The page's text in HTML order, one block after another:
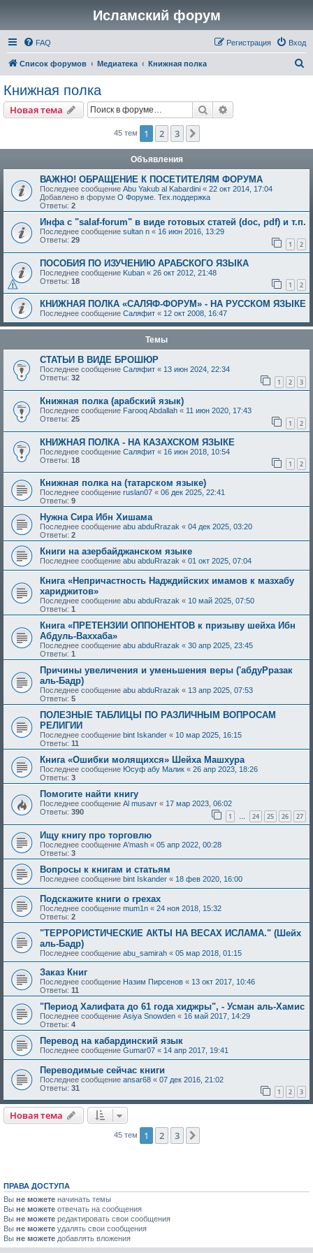
Исламский форум
FAQ Вход
Регистрация
Список форумов Медиатека Книжная полка
Книжная полка
Новая тема Поиск
45 тем 1 2 3
Объявления
ВАЖНО! ОБРАЩЕНИЕ К ПОСЕТИТЕЛЯМ ФОРУМА
Последнее сообщение Abu Yakub al Kabardini « 22 окт 2014, 17:04
Добавлено в форуме О Форуме. Тех.поддержка
Ответы: 2
Инфа с "salaf-forum" в виде готовых статей (doc, pdf) и т.п.
Последнее сообщение sultan n « 16 июн 2016, 13:29
Ответы: 29 1 2
ПОСОБИЯ ПО ИЗУЧЕНИЮ АРАБСКОГО ЯЗЫКА
Последнее сообщение Kuban « 26 окт 2012, 21:48
Ответы: 18 1 2
КНИЖНАЯ ПОЛКА «САЛЯФ-ФОРУМ» - НА РУССКОМ ЯЗЫКЕ
Последнее сообщение Саляфит « 12 окт 2008, 16:47
Темы
СТАТЬИ В ВИДЕ БРОШЮР
Последнее сообщение Саляфит « 13 июн 2024, 22:34
Ответы: 32 1 2 3
Книжная полка (арабский язык)
Последнее сообщение Farooq Abdallah « 11 июн 2020, 17:43
Ответы: 25 1 2
КНИЖНАЯ ПОЛКА - НА КАЗАХСКОМ ЯЗЫКЕ
Последнее сообщение Саляфит « 16 июн 2018, 10:54
Ответы: 18 1 2
Книжная полка на (татарском языке)
Последнее сообщение ruslan07 « 06 дек 2025, 22:41
Ответы: 9
Нужна Сира Ибн Хишама
Последнее сообщение abu abduRrazak « 04 дек 2025, 03:20
Ответы: 2
Книги на азербайджанском языке
Последнее сообщение abu abduRrazak « 01 окт 2025, 07:04
Книга «Непричастность Надждийских имамов к мазхабу
хариджитов»
Последнее сообщение abu abduRrazak « 10 май 2025, 07:50
Ответы: 1
Книга «ПРЕТЕНЗИИ ОППОНЕНТОВ к призыву шейха Ибн
Абдуль-Ваххаба»
Последнее сообщение abu abduRrazak « 30 апр 2025, 23:45
Ответы: 1
Причины увеличения и уменьшения веры ('абдуРразак
аль-Бадр)
Последнее сообщение abu abduRrazak « 13 апр 2025, 07:53
Ответы: 5
ПОЛЕЗНЫЕ ТАБЛИЦЫ ПО РАЗЛИЧНЫМ ВОПРОСАМ
РЕЛИГИИ
Последнее сообщение bint Iskander « 10 мар 2025, 16:15
Ответы: 11
Книга «Ошибки молящихся» Шейха Машхура
Последнее сообщение Юсуф абу Малик « 26 апр 2023, 18:26
Ответы: 3
Помогите найти книгу
Последнее сообщение Al musavr « 17 мар 2023, 06:02
Ответы: 390 1 … 24 25 26 27
Ищу книгу про торговлю
Последнее сообщение A'mash « 05 апр 2022, 00:28
Ответы: 3
Вопросы к книгам и статьям
Последнее сообщение bint Iskander « 18 фев 2020, 16:00
Подскажите книги о грехах
Последнее сообщение mum1n « 24 ноя 2018, 15:32
Ответы: 2
"ТЕРРОРИСТИЧЕСКИЕ АКТЫ НА ВЕСАХ ИСЛАМА." (Шейх
аль-Бадр)
Последнее сообщение abu_samirah « 05 мар 2018, 01:15
Заказ Книг
Последнее сообщение Назим Пирсенов « 13 окт 2017, 10:46
Ответы: 11
"Период Халифата до 61 года хиджры", - Усман аль-Хамис
Последнее сообщение Asiya Snowden « 16 май 2017, 14:29
Ответы: 4
Перевод на кабардинский язык
Последнее сообщение Gumar07 « 14 апр 2017, 19:41
Переводимые сейчас книги
Последнее сообщение ansar68 « 07 дек 2016, 21:02
Ответы: 31 1 2 3
Новая тема
45 тем 1 2 3
ПРАВА ДОСТУПА
Вы не можете начинать темы
Вы не можете отвечать на сообщения
Вы не можете редактировать свои сообщения
Вы не можете удалять свои сообщения
Вы не можете добавлять вложения